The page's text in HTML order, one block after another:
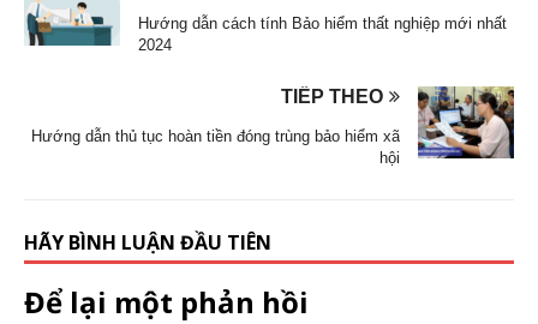
Hướng dẫn cách tính Bảo hiểm thất nghiệp mới nhất
2024
TIẾP THEO
Hướng dẫn thủ tục hoàn tiền đóng trùng bảo hiểm xã
hội
HÃY BÌNH LUẬN ĐẦU TIÊN
Để lại một phản hồi